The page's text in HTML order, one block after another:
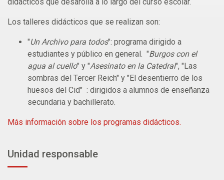
Los talleres didácticos que se realizan son:
"Un Archivo para todos": programa dirigido a
estudiantes y público en general. "Burgos con el
agua al cuello" y "Asesinato en la Catedral", "Las
sombras del Tercer Reich" y "El desentierro de los
huesos del Cid" : dirigidos a alumnos de enseñanza
secundaria y bachillerato.
Más información sobre los programas didácticos.
Unidad responsable